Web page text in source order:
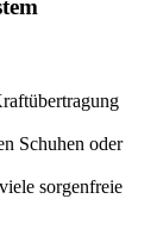
Schuhen oder
sorgenfreie